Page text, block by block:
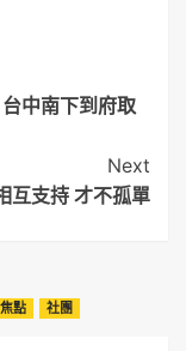
中南下到府取
Next
互支持 才不孤單
焦點 社團